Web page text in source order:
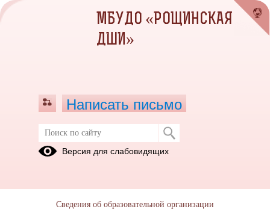
Выпускной 2018
Выпускной вечер…. Сколько о нем сказано,
сколько произведений исполнено, сколько песен
МБУДО «РОЩИНСКАЯ
ДШИ»
Написать письмо
Версия для слабовидящих
Сведения об образовательной организации